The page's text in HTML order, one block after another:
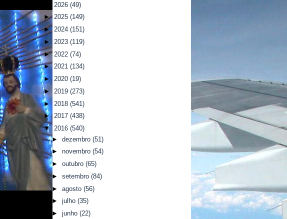
2026 (49)
► 2025 (149)
► 2024 (151)
► 2023 (119)
► 2022 (74)
► 2021 (134)
► 2020 (19)
► 2019 (273)
► 2018 (541)
► 2017 (438)
▼ 2016 (540)
► dezembro (51)
► novembro (54)
► outubro (65)
► setembro (84)
► agosto (56)
► julho (35)
► junho (22)